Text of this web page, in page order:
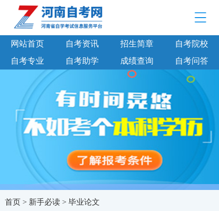
网站首页 自考资讯 招生简章
自考院校
自考专业
自考助学 成绩查询 自考问答
首页> 新手必读> 毕业论文